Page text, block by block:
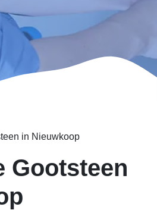
in Nieuwkoop
Gootsteen